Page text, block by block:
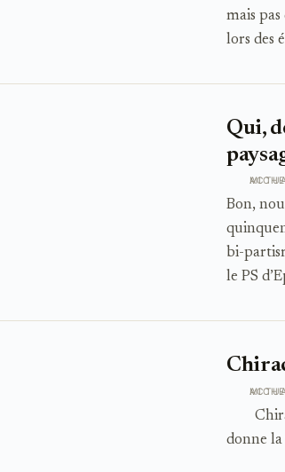
mais
lors des
Qui,
Bon,
bi-
le PS
Chirac
donne la